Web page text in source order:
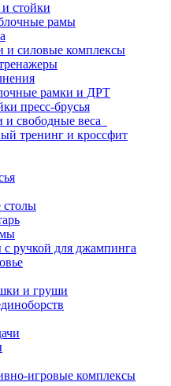
стойки
рамы
и силовые комплексы
рамки и ДРТ
пресс-брусья
свободные веса
тренинг и кроссфит
ручкой для джампинга
и груши
игровые комплексы